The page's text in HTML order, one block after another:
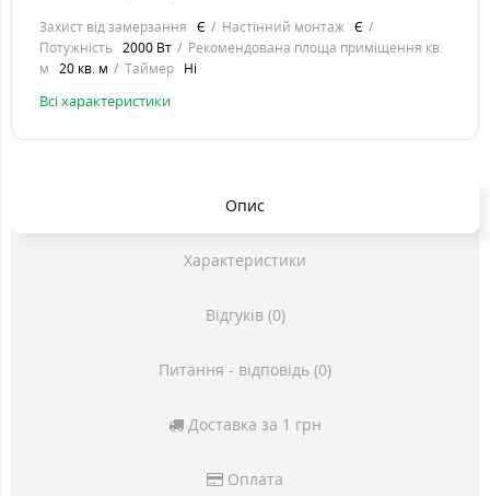
Захист від замерзання Є Настінний монтаж Є
Потужність 2000 Вт
Рекомендована площа приміщення кв.
м 20 кв. м Таймер Ні
Всі характеристики
Опис
Характеристики
Відгуків (0)
Питання - відповідь (0)
Доставка за 1 грн
Оплата